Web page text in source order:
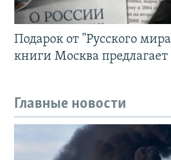
Подарок от "Русского
книги Москва предлагает
Главные новости